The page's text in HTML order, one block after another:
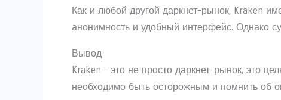
Как и любой другой даркнет-рынок, Kraken
анонимность и удобный интерфейс. Однако
Вывод
Kraken – это не просто даркнет-рынок, это
необходимо быть осторожным и помнить об